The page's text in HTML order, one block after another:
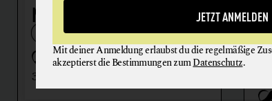
NIKOLAIHOF
3512 Mautern an der Donau
JETZT ANMELDEN
Mit deiner Anmeldung erlaubst du die regelmäßige
akzeptierst die Bestimmungen zumDatenschutz.